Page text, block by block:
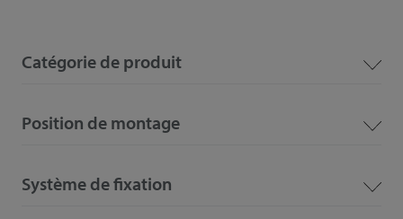
Catégorie de produit
Position de montage
Système de fixation